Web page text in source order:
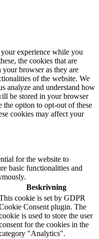
experience while you
the cookies that are
your browser as they are
of the website. We
analyze and understand how
be stored in your browser
the option to opt-out of these
cookies may affect your
for the website to
basic functionalities and
Beskrivning
cookie is set by GDPR
Consent plugin. The
is used to store the user
for the cookies in the
"Analytics".